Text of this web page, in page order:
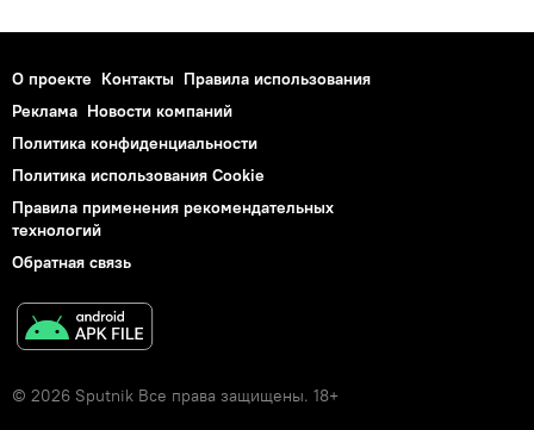
О проекте Контакты Правила использования
Реклама Новости компаний
Политика конфиденциальности
Политика использования Cookie
Правила применения рекомендательных
технологий
Обратная связь
© 2026 Sputnik Все права защищены. 18+